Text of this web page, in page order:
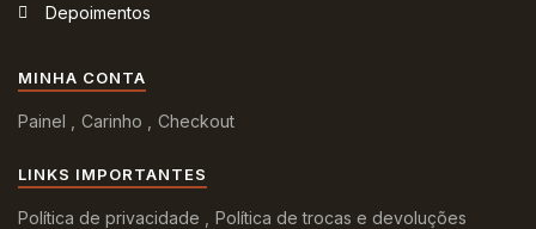
Depoimentos
MINHA CONTA
Painel Carinho Checkout
LINKS IMPORTANTES
Política de privacidade
Política de trocas e devoluções